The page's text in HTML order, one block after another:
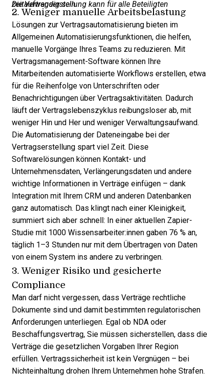
Die Vertragserstellung kann für alle Beteiligten zeitaufwendig sein.
2. Weniger manuelle Arbeitsbelastung
Lösungen zur Vertragsautomatisierung bieten im
Allgemeinen Automatisierungsfunktionen, die helfen,
manuelle Vorgänge Ihres Teams zu reduzieren. Mit
Vertragsmanagement-Software können Ihre
Mitarbeitenden automatisierte Workflows erstellen, etwa
für die Reihenfolge von Unterschriften oder
Benachrichtigungen über Vertragsaktivitäten. Dadurch
läuft der Vertragslebenszyklus reibungsloser ab, mit
weniger Hin und Her und weniger Verwaltungsaufwand.
Die Automatisierung der Dateneingabe bei der
Vertragserstellung spart viel Zeit. Diese
Softwarelösungen können Kontakt- und
Unternehmensdaten, Verlängerungsdaten und andere
wichtige Informationen in Verträge einfügen – dank
Integration mit Ihrem CRM und anderen Datenbanken
ganz automatisch. Das klingt nach einer Kleinigkeit,
summiert sich aber schnell: In einer aktuellen Zapier-
Studie mit 1000 Wissensarbeiter:innen gaben 76 % an,
täglich 1–3 Stunden nur mit dem Übertragen von Daten
von einem System ins andere zu verbringen.
3. Weniger Risiko und gesicherte
Compliance
Man darf nicht vergessen, dass Verträge rechtliche
Dokumente sind und damit bestimmten regulatorischen
Anforderungen unterliegen. Egal ob NDA oder
Beschaffungsvertrag, Sie müssen sicherstellen, dass die
Verträge die gesetzlichen Vorgaben Ihrer Region
erfüllen. Vertragssicherheit ist kein Vergnügen – bei
Nichteinhaltung drohen Ihrem Unternehmen hohe Strafen.